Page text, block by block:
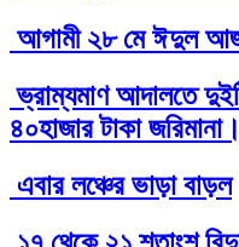
আগামী ২৮ মে ঈদুল
ভ্রাম্যমাণ আদালতে
৪০হাজার টাকা জরিমানা।
এবার লঞ্চের ভাড়া বাড়ল